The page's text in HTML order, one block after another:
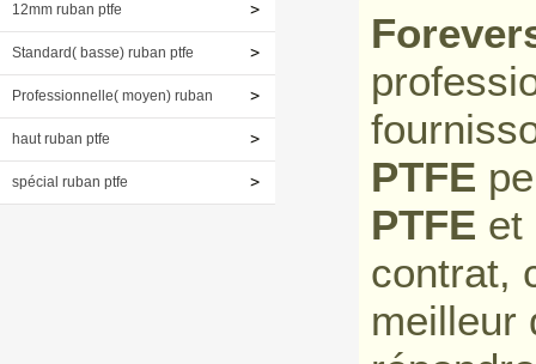
12mm ruban ptfe
Standard( basse) ruban ptfe
Professionnelle( moyen) ruban
ptfehaut ruban ptfe
spécial ruban ptfe
PTFE
PTFE et
contrat,
meilleur